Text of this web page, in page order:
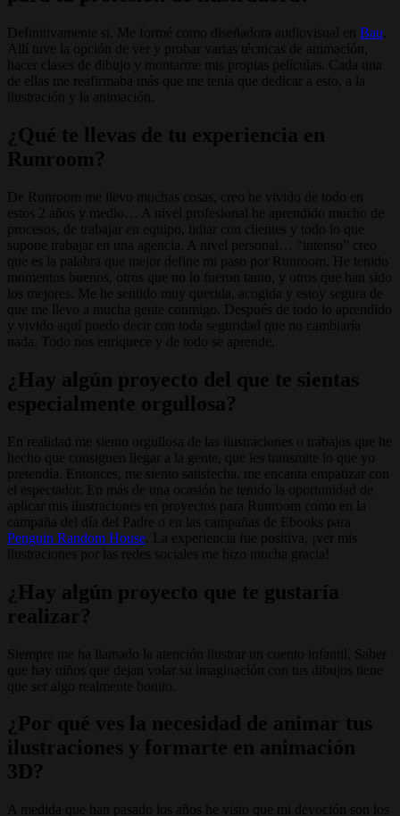
Definitivamente si. Me formé como diseñadora audiovisual en Bau
Allí tuve la opción de ver y probar varias técnicas de animación,
hacer clases de dibujo y montarme mis propias películas. Cada una
de ellas me reafirmaba más que me tenía que dedicar a esto, a la
ilustración y la animación.
¿Qué te llevas de tu experiencia en
Runroom?
De Runroom me llevo muchas cosas, creo he vivido de todo en
estos 2 años y medio… A nivel profesional he aprendido mucho de
procesos, de trabajar en equipo, lidiar con clientes y todo lo que
supone trabajar en una agencia. A nivel personal… “intenso” creo
que es la palabra que mejor define mi paso por Runroom. He tenido
momentos buenos, otros que no lo fueron tanto, y otros que han sido
los mejores. Me he sentido muy querida, acogida y estoy segura de
que me llevo a mucha gente conmigo. Después de todo lo aprendido
y vivido aquí puedo decir con toda seguridad que no cambiaría
nada. Todo nos enriquece y de todo se aprende.
¿Hay algún proyecto del que te sientas
especialmente orgullosa?
En realidad me siento orgullosa de las ilustraciones o trabajos que he
hecho que consiguen llegar a la gente, que les transmite lo que yo
pretendía. Entonces, me siento satisfecha, me encanta empatizar con
el espectador. En más de una ocasión he tenido la oportunidad de
aplicar mis ilustraciones en proyectos para Runroom como en la
campaña del día del Padre o en las campañas de Ebooks para
Penguin Random House . La experiencia fue positiva, ¡ver mis
ilustraciones por las redes sociales me hizo mucha gracia!
¿Hay algún proyecto que te gustaría
realizar?
Siempre me ha llamado la atención ilustrar un cuento infantil. Saber
que hay niños que dejan volar su imaginación con tus dibujos tiene
que ser algo realmente bonito.
¿Por qué ves la necesidad de animar tus
ilustraciones y formarte en animación
3D?
A medida que han pasado los años he visto que mi devoción son los